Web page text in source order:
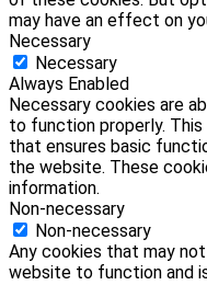
may have an effect on
Necessary
Necessary
Always Enabled
Necessary cookies are
to function properly.
that ensures basic
the website. These
information.
Non-necessary
Non-necessary
Any cookies that may
website to function and